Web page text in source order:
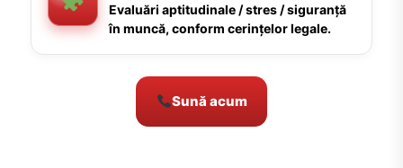
Evaluări aptitudinale / stres / siguranță
în muncă, conform cerințelor legale.
Sună acum